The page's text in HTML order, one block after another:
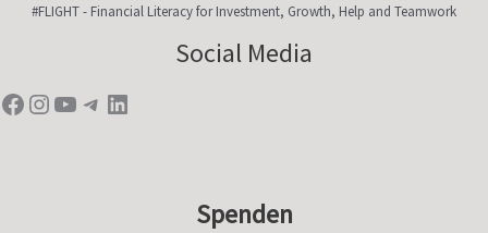
#FLIGHT - Financial Literacy for Investment, Growth, Help and Teamwork
Social Media
LinkedIn
Spenden